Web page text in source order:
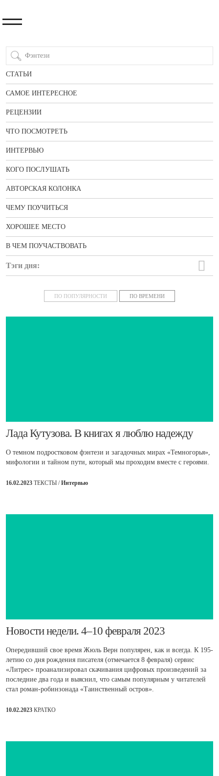
СТАТЬИ
САМОЕ ИНТЕРЕСНОЕ
РЕЦЕНЗИИ
ЧТО ПОСМОТРЕТЬ
ИНТЕРВЬЮ
КОГО ПОСЛУШАТЬ
АВТОРСКАЯ КОЛОНКА
ЧЕМУ ПОУЧИТЬСЯ
ХОРОШЕЕ МЕСТО
В ЧЕМ ПОУЧАСТВОВАТЬ
Тэги дня:
ПО ПОПУЛЯРНОСТИ ПО ВРЕМЕНИ
​Лада Кутузова. В книгах я люблю надежду
О темном подростковом фэнтези и загадочных мирах «Темногорья»,
мифологии и тайном пути, который мы проходим вместе с героями.
16.02.2023 ТЕКСТЫ /Интервью
​Новости недели. 4–10 февраля 2023
Опередивший свое время Жюль Верн популярен, как и всегда. К 195-
летию со дня рождения писателя (отмечается 8 февраля) сервис
«Литрес» проанализировал скачивания цифровых произведений за
последние два года и выяснил, что самым популярным у читателей
стал роман-робинзонада «Таинственный остров».
10.02.2023 КРАТКО